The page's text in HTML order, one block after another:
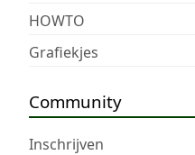
HOWTO
Grafiekjes
Community
Inschrijven